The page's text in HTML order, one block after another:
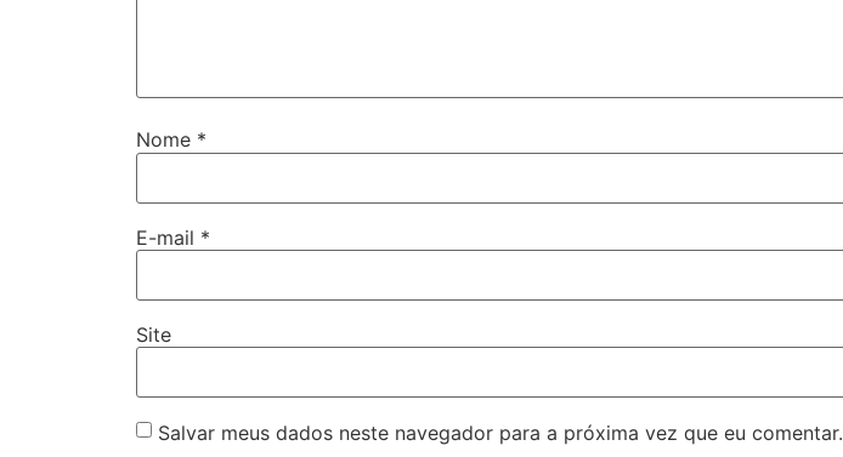
Nome *
E-mail *
Site
Salvar meus dados neste navegador para a próxima vez que eu comentar.